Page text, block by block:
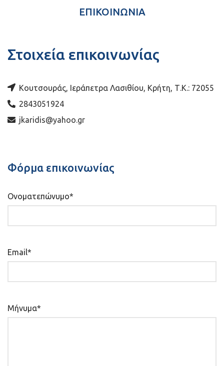
ΕΠΙΚΟΙΝΩΝΙΑ
Στοιχεία επικοινωνίας
Κουτσουράς, Ιεράπετρα Λασιθίου, Κρήτη, Τ.Κ.: 72055
2843051924
jkaridis@yahoo.gr
Φόρμα επικοινωνίας
Ονοματεπώνυμο*
Email*
Μήνυμα*